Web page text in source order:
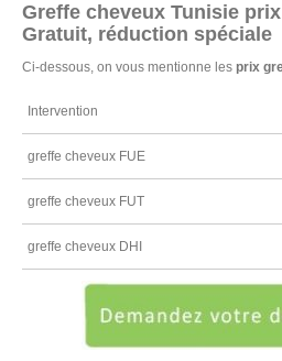
Greffe cheveux Tunisie
Gratuit, réduction spéciale
Ci-dessous, on vous mentionne les prix
Intervention
greffe cheveux FUE
greffe cheveux FUT
greffe cheveux DHI